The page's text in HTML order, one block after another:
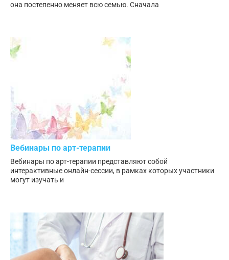
она постепенно меняет всю семью. Сначала
Вебинары по арт-терапии
Вебинары по арт-терапии представляют собой
интерактивные онлайн-сессии, в рамках которых участники
могут изучать и